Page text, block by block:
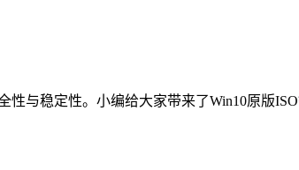
与稳定性。小编给大家带来了Win10原版